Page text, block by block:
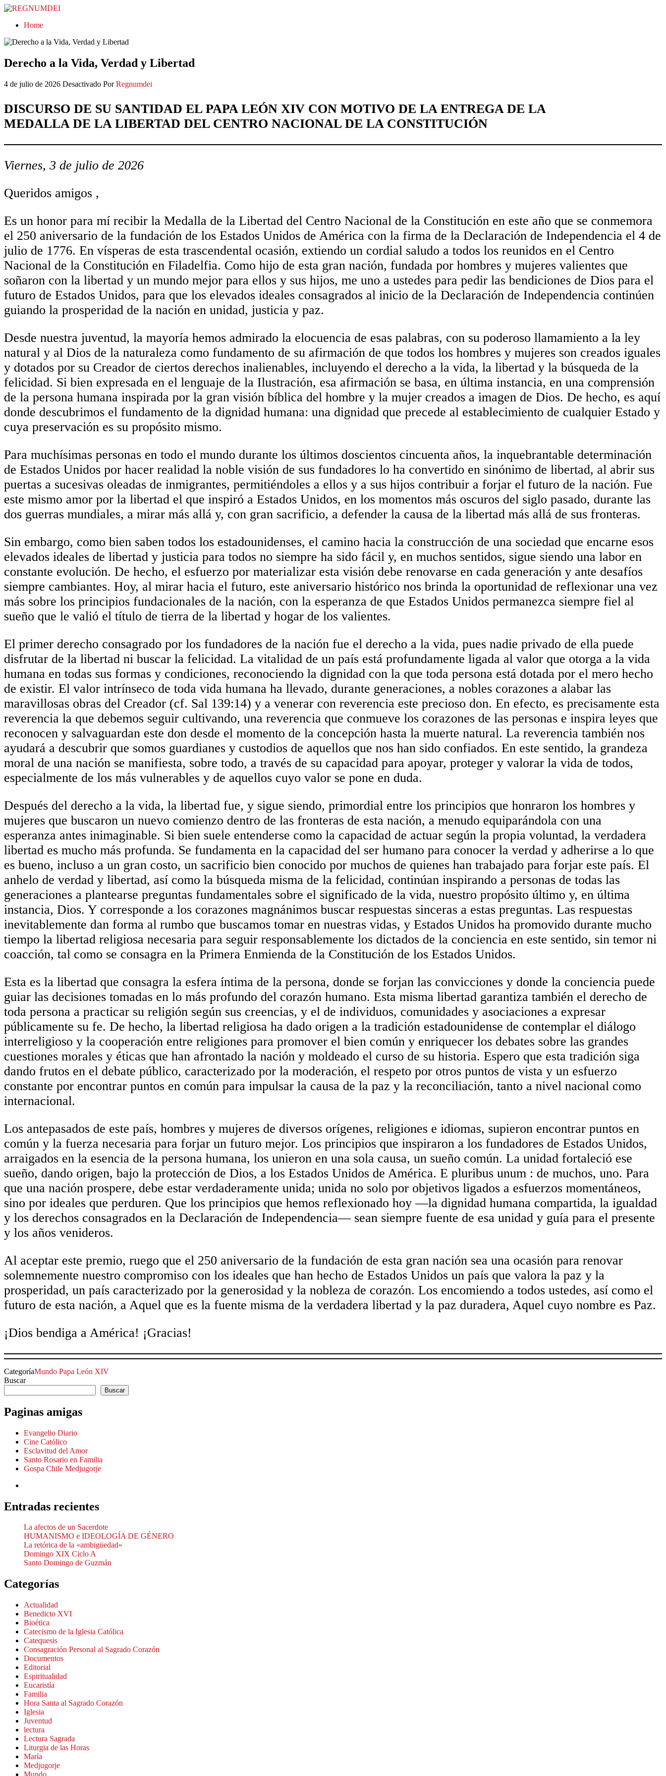
REGNUMDEI
Home
Derecho a la Vida, Verdad y Libertad
4 de julio de 2026 Desactivado Por Regnumdei
DISCURSO DE SU SANTIDAD EL PAPA LEÓN XIV CON MOTIVO DE LA ENTREGA DE LA
MEDALLA DE LA LIBERTAD DEL CENTRO NACIONAL DE LA CONSTITUCIÓN
Viernes, 3 de julio de 2026
Queridos amigos ,
Es un honor para mí recibir la Medalla de la Libertad del Centro Nacional de la Constitución en este año que se conmemora
el 250 aniversario de la fundación de los Estados Unidos de América con la firma de la Declaración de Independencia el 4 de
julio de 1776. En vísperas de esta trascendental ocasión, extiendo un cordial saludo a todos los reunidos en el Centro
Nacional de la Constitución en Filadelfia. Como hijo de esta gran nación, fundada por hombres y mujeres valientes que
soñaron con la libertad y un mundo mejor para ellos y sus hijos, me uno a ustedes para pedir las bendiciones de Dios para el
futuro de Estados Unidos, para que los elevados ideales consagrados al inicio de la Declaración de Independencia continúen
guiando la prosperidad de la nación en unidad, justicia y paz.
Desde nuestra juventud, la mayoría hemos admirado la elocuencia de esas palabras, con su poderoso llamamiento a la ley
natural y al Dios de la naturaleza como fundamento de su afirmación de que todos los hombres y mujeres son creados iguales
y dotados por su Creador de ciertos derechos inalienables, incluyendo el derecho a la vida, la libertad y la búsqueda de la
felicidad. Si bien expresada en el lenguaje de la Ilustración, esa afirmación se basa, en última instancia, en una comprensión
de la persona humana inspirada por la gran visión bíblica del hombre y la mujer creados a imagen de Dios. De hecho, es aquí
donde descubrimos el fundamento de la dignidad humana: una dignidad que precede al establecimiento de cualquier Estado y
cuya preservación es su propósito mismo.
Para muchísimas personas en todo el mundo durante los últimos doscientos cincuenta años, la inquebrantable determinación
de Estados Unidos por hacer realidad la noble visión de sus fundadores lo ha convertido en sinónimo de libertad, al abrir sus
puertas a sucesivas oleadas de inmigrantes, permitiéndoles a ellos y a sus hijos contribuir a forjar el futuro de la nación. Fue
este mismo amor por la libertad el que inspiró a Estados Unidos, en los momentos más oscuros del siglo pasado, durante las
dos guerras mundiales, a mirar más allá y, con gran sacrificio, a defender la causa de la libertad más allá de sus fronteras.
Sin embargo, como bien saben todos los estadounidenses, el camino hacia la construcción de una sociedad que encarne esos
elevados ideales de libertad y justicia para todos no siempre ha sido fácil y, en muchos sentidos, sigue siendo una labor en
constante evolución. De hecho, el esfuerzo por materializar esta visión debe renovarse en cada generación y ante desafíos
siempre cambiantes. Hoy, al mirar hacia el futuro, este aniversario histórico nos brinda la oportunidad de reflexionar una vez
más sobre los principios fundacionales de la nación, con la esperanza de que Estados Unidos permanezca siempre fiel al
sueño que le valió el título de tierra de la libertad y hogar de los valientes.
El primer derecho consagrado por los fundadores de la nación fue el derecho a la vida, pues nadie privado de ella puede
disfrutar de la libertad ni buscar la felicidad. La vitalidad de un país está profundamente ligada al valor que otorga a la vida
humana en todas sus formas y condiciones, reconociendo la dignidad con la que toda persona está dotada por el mero hecho
de existir. El valor intrínseco de toda vida humana ha llevado, durante generaciones, a nobles corazones a alabar las
maravillosas obras del Creador (cf. Sal 139:14) y a venerar con reverencia este precioso don. En efecto, es precisamente esta
reverencia la que debemos seguir cultivando, una reverencia que conmueve los corazones de las personas e inspira leyes que
reconocen y salvaguardan este don desde el momento de la concepción hasta la muerte natural. La reverencia también nos
ayudará a descubrir que somos guardianes y custodios de aquellos que nos han sido confiados. En este sentido, la grandeza
moral de una nación se manifiesta, sobre todo, a través de su capacidad para apoyar, proteger y valorar la vida de todos,
especialmente de los más vulnerables y de aquellos cuyo valor se pone en duda.
Después del derecho a la vida, la libertad fue, y sigue siendo, primordial entre los principios que honraron los hombres y
mujeres que buscaron un nuevo comienzo dentro de las fronteras de esta nación, a menudo equiparándola con una
esperanza antes inimaginable. Si bien suele entenderse como la capacidad de actuar según la propia voluntad, la verdadera
libertad es mucho más profunda. Se fundamenta en la capacidad del ser humano para conocer la verdad y adherirse a lo que
es bueno, incluso a un gran costo, un sacrificio bien conocido por muchos de quienes han trabajado para forjar este país. El
anhelo de verdad y libertad, así como la búsqueda misma de la felicidad, continúan inspirando a personas de todas las
generaciones a plantearse preguntas fundamentales sobre el significado de la vida, nuestro propósito último y, en última
instancia, Dios. Y corresponde a los corazones magnánimos buscar respuestas sinceras a estas preguntas. Las respuestas
inevitablemente dan forma al rumbo que buscamos tomar en nuestras vidas, y Estados Unidos ha promovido durante mucho
tiempo la libertad religiosa necesaria para seguir responsablemente los dictados de la conciencia en este sentido, sin temor ni
coacción, tal como se consagra en la Primera Enmienda de la Constitución de los Estados Unidos.
Esta es la libertad que consagra la esfera íntima de la persona, donde se forjan las convicciones y donde la conciencia puede
guiar las decisiones tomadas en lo más profundo del corazón humano. Esta misma libertad garantiza también el derecho de
toda persona a practicar su religión según sus creencias, y el de individuos, comunidades y asociaciones a expresar
públicamente su fe. De hecho, la libertad religiosa ha dado origen a la tradición estadounidense de contemplar el diálogo
interreligioso y la cooperación entre religiones para promover el bien común y enriquecer los debates sobre las grandes
cuestiones morales y éticas que han afrontado la nación y moldeado el curso de su historia. Espero que esta tradición siga
dando frutos en el debate público, caracterizado por la moderación, el respeto por otros puntos de vista y un esfuerzo
constante por encontrar puntos en común para impulsar la causa de la paz y la reconciliación, tanto a nivel nacional como
internacional.
Los antepasados ​​de este país, hombres y mujeres de diversos orígenes, religiones e idiomas, supieron encontrar puntos en
común y la fuerza necesaria para forjar un futuro mejor. Los principios que inspiraron a los fundadores de Estados Unidos,
arraigados en la esencia de la persona humana, los unieron en una sola causa, un sueño común. La unidad fortaleció ese
sueño, dando origen, bajo la protección de Dios, a los Estados Unidos de América. E pluribus unum : de muchos, uno. Para
que una nación prospere, debe estar verdaderamente unida; unida no solo por objetivos ligados a esfuerzos momentáneos,
sino por ideales que perduren. Que los principios que hemos reflexionado hoy —la dignidad humana compartida, la igualdad
y los derechos consagrados en la Declaración de Independencia— sean siempre fuente de esa unidad y guía para el presente
y los años venideros.
Al aceptar este premio, ruego que el 250 aniversario de la fundación de esta gran nación sea una ocasión para renovar
solemnemente nuestro compromiso con los ideales que han hecho de Estados Unidos un país que valora la paz y la
prosperidad, un país caracterizado por la generosidad y la nobleza de corazón. Los encomiendo a todos ustedes, así como el
futuro de esta nación, a Aquel que es la fuente misma de la verdadera libertad y la paz duradera, Aquel cuyo nombre es Paz.
¡Dios bendiga a América! ¡Gracias!
CategoríaMundo Papa León XIV
Buscar
Buscar
Paginas amigas
Evangelio Diario
Cine Católico
Esclavitud del Amor
Santo Rosario en Familia
Gospa Chile Medjugorje
Entradas recientes
La afectos de un Sacerdote
HUMANISMO e IDEOLOGÍA DE GÉNERO
La retórica de la «ambigüedad»
Domingo XIX Ciclo A
Santo Domingo de Guzmán
Categorías
Actualidad
Benedicto XVI
Bioética
Catecismo de la Iglesia Católica
Catequesis
Consagración Personal al Sagrado Corazón
Documentos
Editorial
Espiritualidad
Eucaristía
Familia
Hora Santa al Sagrado Corazón
Iglesia
Juventud
lectura
Lectura Sagrada
Liturgia de las Horas
María
Medjugorje